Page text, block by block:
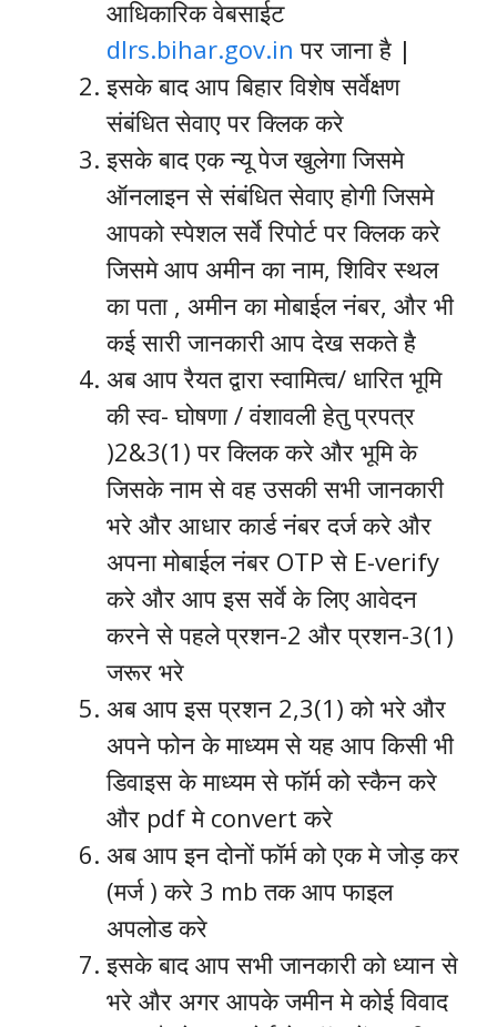
आधिकारिक वेबसाईट
dlrs.bihar.gov.in पर जाना है |
इसके बाद आप बिहार विशेष सर्वेक्षण
संबंधित सेवाए पर क्लिक करे
इसके बाद एक न्यू पेज खुलेगा जिसमे
ऑनलाइन से संबंधित सेवाए होगी जिसमे
आपको स्पेशल सर्वे रिपोर्ट पर क्लिक करे
जिसमे आप अमीन का नाम, शिविर स्थल
का पता , अमीन का मोबाईल नंबर, और भी
कई सारी जानकारी आप देख सकते है
अब आप रैयत द्वारा स्वामित्व/ धारित भूमि
की स्व- घोषणा / वंशावली हेतु प्रपत्र
)2&3(1) पर क्लिक करे और भूमि के
जिसके नाम से वह उसकी सभी जानकारी
भरे और आधार कार्ड नंबर दर्ज करे और
अपना मोबाईल नंबर OTP से E-verify
करे और आप इस सर्वे के लिए आवेदन
करने से पहले प्रशन-2 और प्रशन-3(1)
जरूर भरे
अब आप इस प्रशन 2,3(1) को भरे और
अपने फोन के माध्यम से यह आप किसी भी
डिवाइस के माध्यम से फॉर्म को स्कैन करे
और pdf मे convert करे
अब आप इन दोनों फॉर्म को एक मे जोड़ कर
(मर्ज ) करे 3 mb तक आप फाइल
अपलोड करे
इसके बाद आप सभी जानकारी को ध्यान से
भरे और अगर आपके जमीन मे कोई विवाद